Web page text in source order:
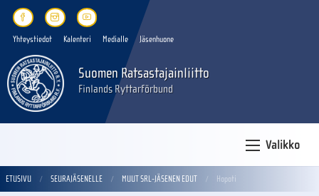
Yhteystiedot Kalenteri Medialle Jäsenhuone
Suomen Ratsastajainliitto
Finlands Ryttarförbund
Valikko
ETUSIVU SEURAJÄSENELLE MUUT SRL-JÄSENEN EDUT Hopoti